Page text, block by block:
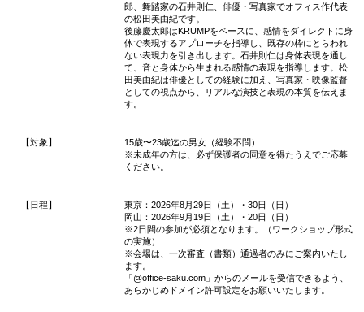
郎、舞踏家の石井則仁、俳優・写真家でオフィス作代表
の松田美由紀です。
後藤慶太郎はKRUMPをベースに、感情をダイレクトに身
体で表現するアプローチを指導し、既存の枠にとらわれ
ない表現力を引き出します。石井則仁は身体表現を通し
て、音と身体から生まれる感情の表現を指導します。松
田美由紀は俳優としての経験に加え、写真家・映像監督
としての視点から、リアルな演技と表現の本質を伝えま
す。
【対象】
15歳〜23歳迄の男女（経験不問）
※未成年の方は、必ず保護者の同意を得たうえでご応募
ください。
【日程】
東京：2026年8月29日（土）・30日（日）
岡山：2026年9月19日（土）・20日（日）
※2日間の参加が必須となります。（ワークショップ形式
の実施）
※会場は、一次審査（書類）通過者のみにご案内いたし
ます。
「@office-saku.com」からのメールを受信できるよう、
あらかじめドメイン許可設定をお願いいたします。